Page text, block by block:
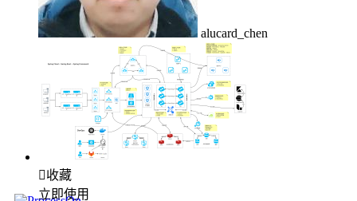
alucard_chen
收藏
立即使用